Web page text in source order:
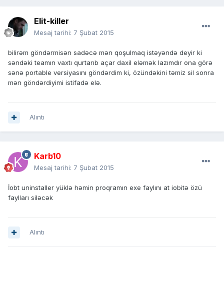
Elit-killer
Mesaj tarihi: 7 Şubat 2015
bilirəm göndərmisən sadəcə mən qoşulmaq istəyəndə deyir ki
səndəki teamın vaxtı qurtarıb açar daxil eləmək lazımdır ona görə
sənə portable versiyasını göndərdim ki, özündəkini təmiz sil sonra
mən göndərdiyimi istifadə elə.
Alıntı
Karb10
Mesaj tarihi: 7 Şubat 2015
İobt uninstaller yüklə həmin proqramın exe faylını at iobitə özü
faylları siləcək
Alıntı